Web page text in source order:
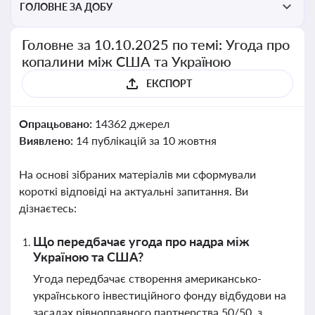
ГОЛОВНЕ ЗА ДОБУ
Головне за 10.10.2025 по темі: Угода про
копалини між США та Україною
ЕКСПОРТ
Опрацьовано: 14362 джерел
Виявлено: 14 публікацій за 10 жовтня
На основі зібраних матеріалів ми сформували
короткі відповіді на актуальні запитання. Ви
дізнаєтесь:
Що передбачає угода про надра між
Україною та США?
Угода передбачає створення американсько-
українського інвестиційного фонду відбудови на
засадах рівноправного партнерства 50/50, з